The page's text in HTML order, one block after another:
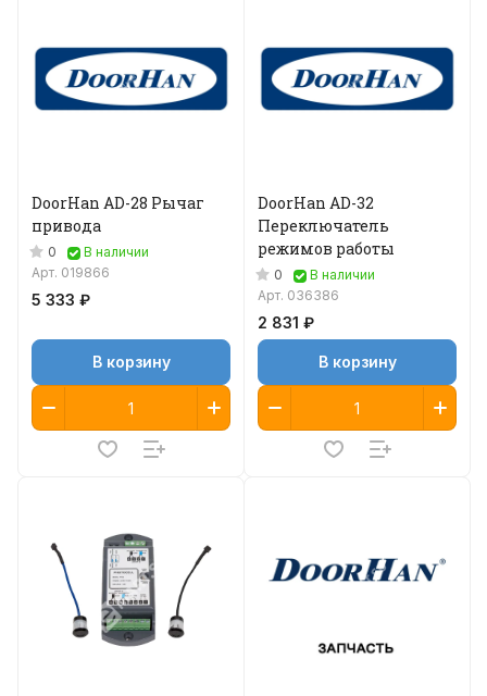
DoorHan AD-28 Рычаг
привода
0
В наличии
Арт. 019866
5 333 ₽
В корзину
DoorHan AD-32
Переключатель
режимов работы
0
В наличии
Арт. 036386
2 831 ₽
В корзину